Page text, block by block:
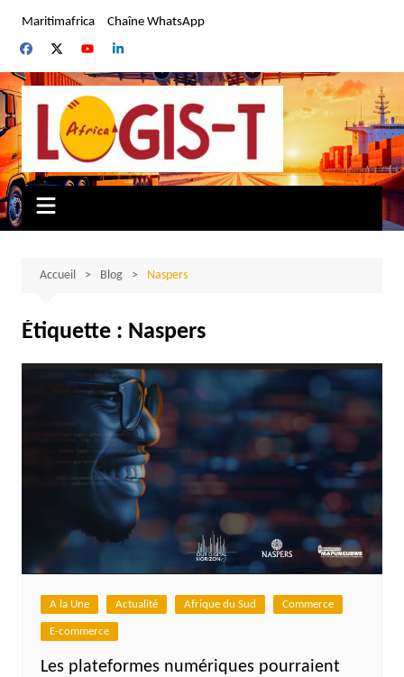
contenu
Maritimafrica Chaîne WhatsApp
Accueil Blog Naspers
Étiquette : Naspers
A la Une Actualité Afrique du Sud Commerce
E-commerce
Les plateformes numériques pourraient